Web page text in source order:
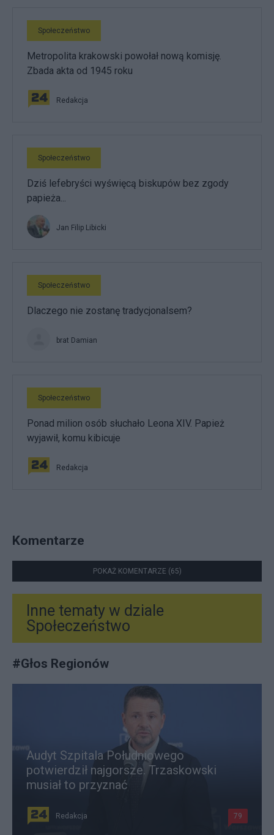
Społeczeństwo
Metropolita krakowski powołał nową komisję.
Zbada akta od 1945 roku
Redakcja
Społeczeństwo
Dziś lefebryści wyświęcą biskupów bez zgody
papieża...
Jan Filip Libicki
Społeczeństwo
Dlaczego nie zostanę tradycjonalsem?
brat Damian
Społeczeństwo
Ponad milion osób słuchało Leona XIV. Papież
wyjawił, komu kibicuje
Redakcja
Komentarze
POKAŻ KOMENTARZE (65)
Inne tematy w dziale
Społeczeństwo
#Głos Regionów
Audyt Szpitala Południowego
potwierdził najgorsze. Trzaskowski
musiał to przyznać
Redakcja 79